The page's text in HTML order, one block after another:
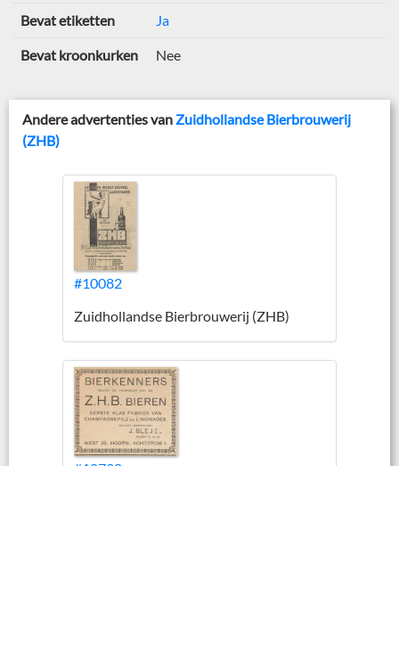
Bevat etiketten Ja
Bevat kroonkurken Nee
Andere advertenties vanZuidhollandse Bierbrouwerij
(ZHB)
#10082
Zuidhollandse Bierbrouwerij (ZHB)
#10738